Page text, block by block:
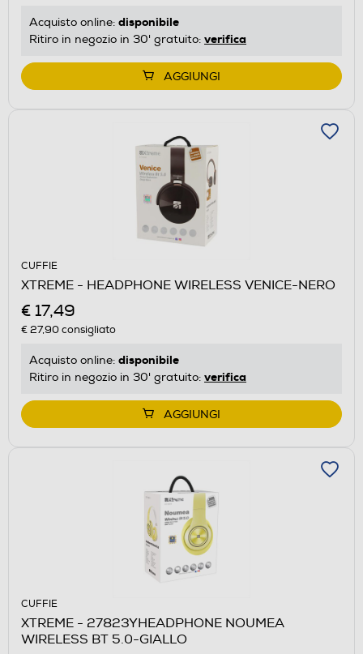
Acquisto online: disponibile
Ritiro in negozio in 30' gratuito: verifica
AGGIUNGI
CUFFIE
XTREME - HEADPHONE WIRELESS VENICE-NERO
€ 17,49
€ 27,90consigliato
Acquisto online: disponibile
Ritiro in negozio in 30' gratuito: verifica
AGGIUNGI
CUFFIE
XTREME - 27823YHEADPHONE NOUMEA
WIRELESS BT 5.0-GIALLO